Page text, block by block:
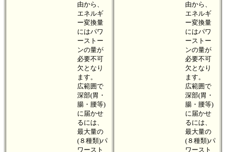
由から、
エネルギ
ー変換量
にはパワ
ーストー
ンの量が
必要不可
欠となり
ます。
広範囲で
深部(胃・
腸・腰等)
に届かせ
るには、
最大量の
(８種類)パ
ワースト
由から、
エネルギ
ー変換量
にはパワ
ーストー
ンの量が
必要不可
欠となり
ます。
広範囲で
深部(胃・
腸・腰等)
に届かせ
るには、
最大量の
(８種類)パ
ワースト